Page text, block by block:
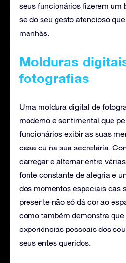
seus funcionários fizerem um
se do seu gesto atencioso
manhãs.
Molduras
fotografias
Uma moldura digital de
moderno e sentimental que
funcionários exibir as suas
casa ou na sua secretária.
carregar e alternar entre
fonte constante de alegria e
dos momentos especiais das
presente não só dá cor ao
como também demonstra que
experiências pessoais dos
seus entes queridos.